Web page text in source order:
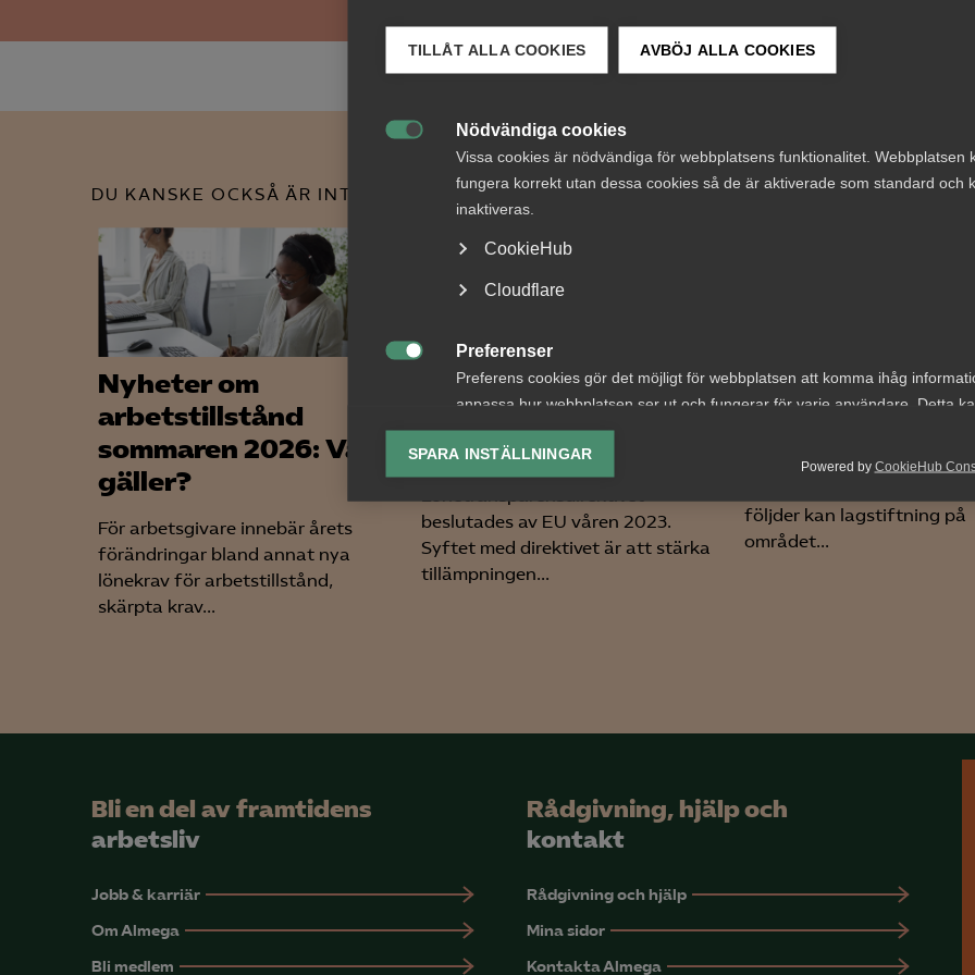
TILLÅT ALLA COOKIES AVBÖJ ALLA COOKIES
Nödvändiga cookies
Vissa cookies är nödvändiga för webbplatsens funktionalitet. Webbplatsen
fungera korrekt utan dessa cookies så de är aktiverade som standard och
inaktiveras.
CookieHub
Cloudflare
Preferenser
Preferens cookies gör det möjligt för webbplatsen att komma ihåg
anpassa hur webbplatsen ser ut och fungerar för varje användare. Detta
lagring av vald valuta, region, språk eller färgschema.

Analys-cookies
Analyseringscookies hjälper oss förbättra webbplatsen genom att samla
Google Analytics
visa relevanta och engagerande annonser.
Meta Pixel
YouTube
LinkedIn Insight
Leadfeeder
Powered by CookieHub
SPARA INSTÄLLNINGAR
DU KANSKE OCKSÅ ÄR INTRESSERAD AV DETTA?
Nyheter om
arbetstillstånd
sommaren 2026: Vad
gäller?
För arbetsgivare innebär årets
förändringar bland annat nya
lönekrav för arbetstillstånd,
skärpta krav...
Reglerna om
lönetransparens
skjuts upp
beslutades av EU våren 2023.
Syftet med direktivet är att stärka
tillämpningen...
7 svar om
Kortare arbetstid låter bra,
följder kan lagstiftning på
området...
Bli en del av framtidens
arbetsliv
Jobb & karriär
Om Almega
Bli medlem
Rådgivning, hjälp och
kontakt
Rådgivning och hjälp
Mina sidor
Kontakta Almega